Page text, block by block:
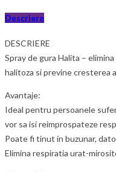
Descriere
DESCRIERE
Spray de gura Halita –
halitoza si previne cresterea
Avantaje:
Ideal pentru persoanele
vor sa isi reimprospateze
Poate fi tinut in buzunar,
Elimina respiratia urat-